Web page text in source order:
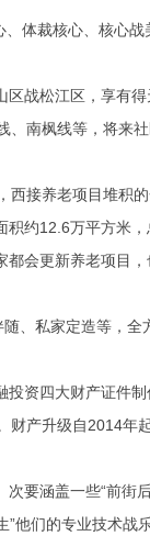
体裁核心、核心战
战松江区，享有得
、南枫线等，将来
接养老项目堆积
积约12.6万平方米
会更新养老项目
私家定造等，全
投资四大财产证件制
财产升级自2014年
要涵盖一些“前街
他们的专业技术战